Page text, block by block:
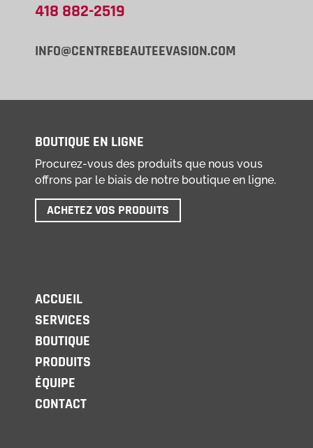
418 882-2519
INFO@CENTREBEAUTEEVASION.COM
BOUTIQUE EN LIGNE
Procurez-vous des produits que nous vous
offrons par le biais de notre boutique en ligne.
ACHETEZ VOS PRODUITS
ACCUEIL
SERVICES
BOUTIQUE
PRODUITS
ÉQUIPE
CONTACT